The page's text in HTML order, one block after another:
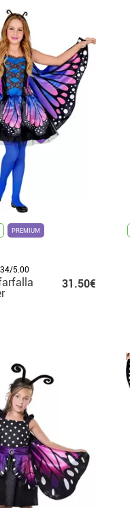
PREMIUM
5.00
31.50€